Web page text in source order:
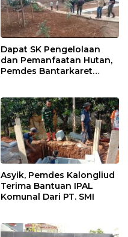
Dapat SK Pengelolaan
dan Pemanfaatan Hutan,
Pemdes Bantarkaret
Asyik, Pemdes Kalongliud
Terima Bantuan IPAL
Komunal Dari PT. SMI